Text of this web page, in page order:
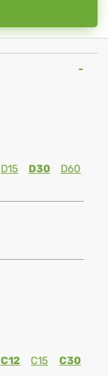
D15 D30
D60
C12 C15
C30